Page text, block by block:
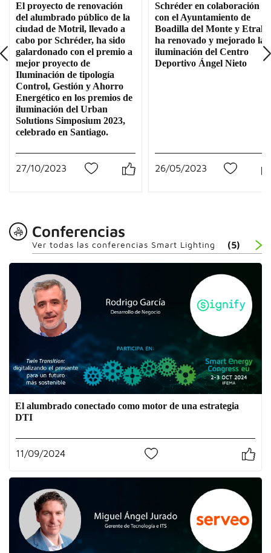
El proyecto de renovación
del alumbrado público de la
ciudad de Motril, llevado a
cabo por Schréder, ha sido
galardonado con el premio a
mejor proyecto de
Iluminación de tipología
Control, Gestión y Ahorro
Energético en los premios de
iluminación del Urban
Solutions Simposium 2023,
celebrado en Santiago.
27/10/2023
Schréder en colaboración
con el Ayuntamiento de
Boadilla del Monte y
ha renovado y mejorado la
iluminación del Centro
Deportivo Ángel Nieto
26/05/2023
Conferencias
Ver todas las conferencias Smart Lighting (5)
El alumbrado conectado como motor de una estrategia
DTI
11/09/2024